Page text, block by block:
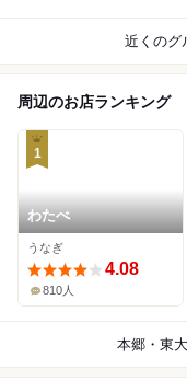
近くのグ
周辺のお店ランキング
1
わたべ
うなぎ
4.08
810人
本郷・東